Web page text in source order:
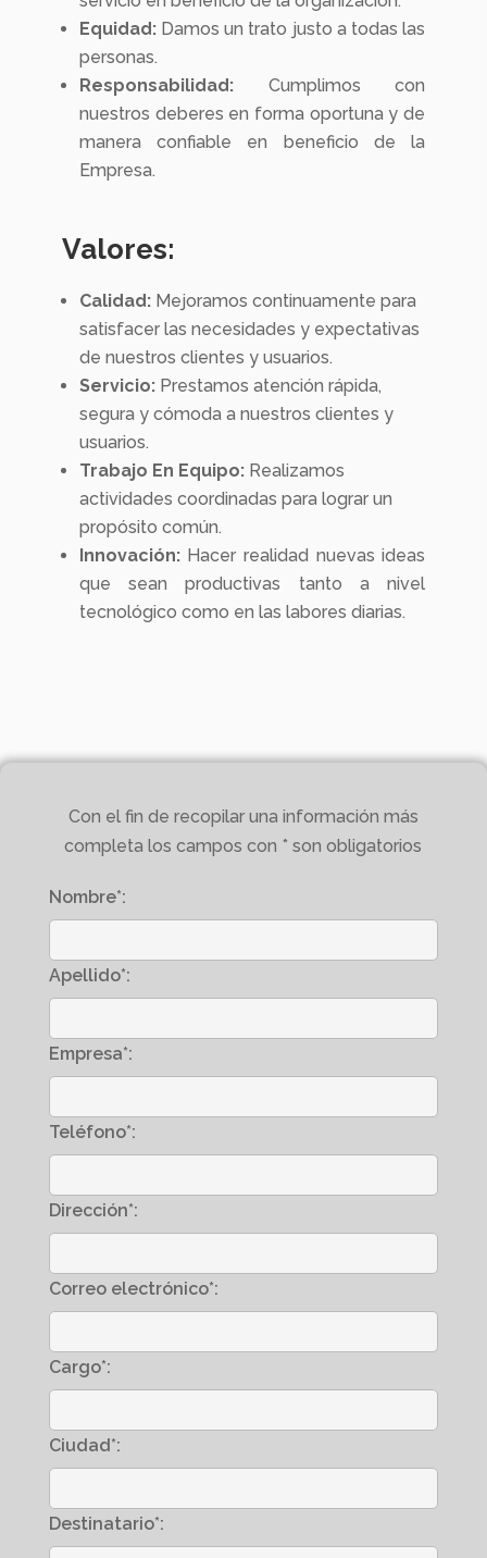
Equidad:Damos un trato justo a todas las
personas.
Responsabilidad: Cumplimos con
nuestros deberes en forma oportuna y de
manera confiable en beneficio de la
Empresa.
Valores:
Calidad: Mejoramos continuamente para
satisfacer las necesidades y expectativas
de nuestros clientes y usuarios.
Servicio: Prestamos atención rápida,
segura y cómoda a nuestros clientes y
usuarios.
Trabajo En Equipo:Realizamos
actividades coordinadas para lograr un
propósito común.
Innovación: Hacer realidad nuevas ideas
que sean productivas tanto a nivel
tecnológico como en las labores diarias.
Con el fin de recopilar una información más
completa los campos con * son obligatorios
Nombre*:
Apellido*:
Empresa*:
Teléfono*:
Dirección*:
Correo electrónico*:
Cargo*:
Ciudad*:
Destinatario*: